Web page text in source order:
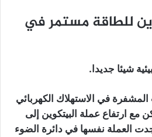
للطاقة مستمر في
شيئا جديدا.
في الاستهلاك الكهربائي
مع ارتفاع عملة البيتكوين إلى
العملة نفسها في دائرة الضوء